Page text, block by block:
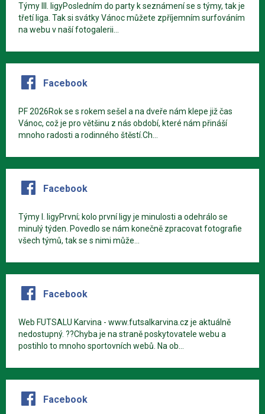
Týmy III. ligyPosledním do party k seznámení se s týmy, tak je
třetí liga. Tak si svátky Vánoc můžete zpříjemním surfováním
na webu v naší fotogalerii...
Facebook
PF 2026Rok se s rokem sešel a na dveře nám klepe již čas
Vánoc, což je pro většinu z nás období, které nám přináší
mnoho radosti a rodinného štěstí.Ch...
Facebook
Týmy I. ligyPrvní; kolo první ligy je minulosti a odehrálo se
minulý týden. Povedlo se nám konečně zpracovat fotografie
všech týmů, tak se s nimi může...
Facebook
Web FUTSALU Karvina - www.futsalkarvina.cz je aktuálně
nedostupný. ??Chyba je na straně poskytovatele webu a
postihlo to mnoho sportovních webů. Na ob...
Facebook